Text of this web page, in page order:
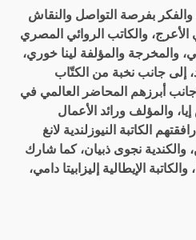
بفرصة التواصل والنقاش
الأعرج، والكاتب الروائي المصري
والمخرجة والمؤلفة لينا خوري،
إلى جانب نخبة من الكتّاب
أبرزهم المحاضر العالمي في
والمؤلف ورائد الأعمال
الكاتبة النيوزلندية لانغ
والكندية نجوى ذبيان، كما شارك
الإيطالية إليزابيتا دامي،